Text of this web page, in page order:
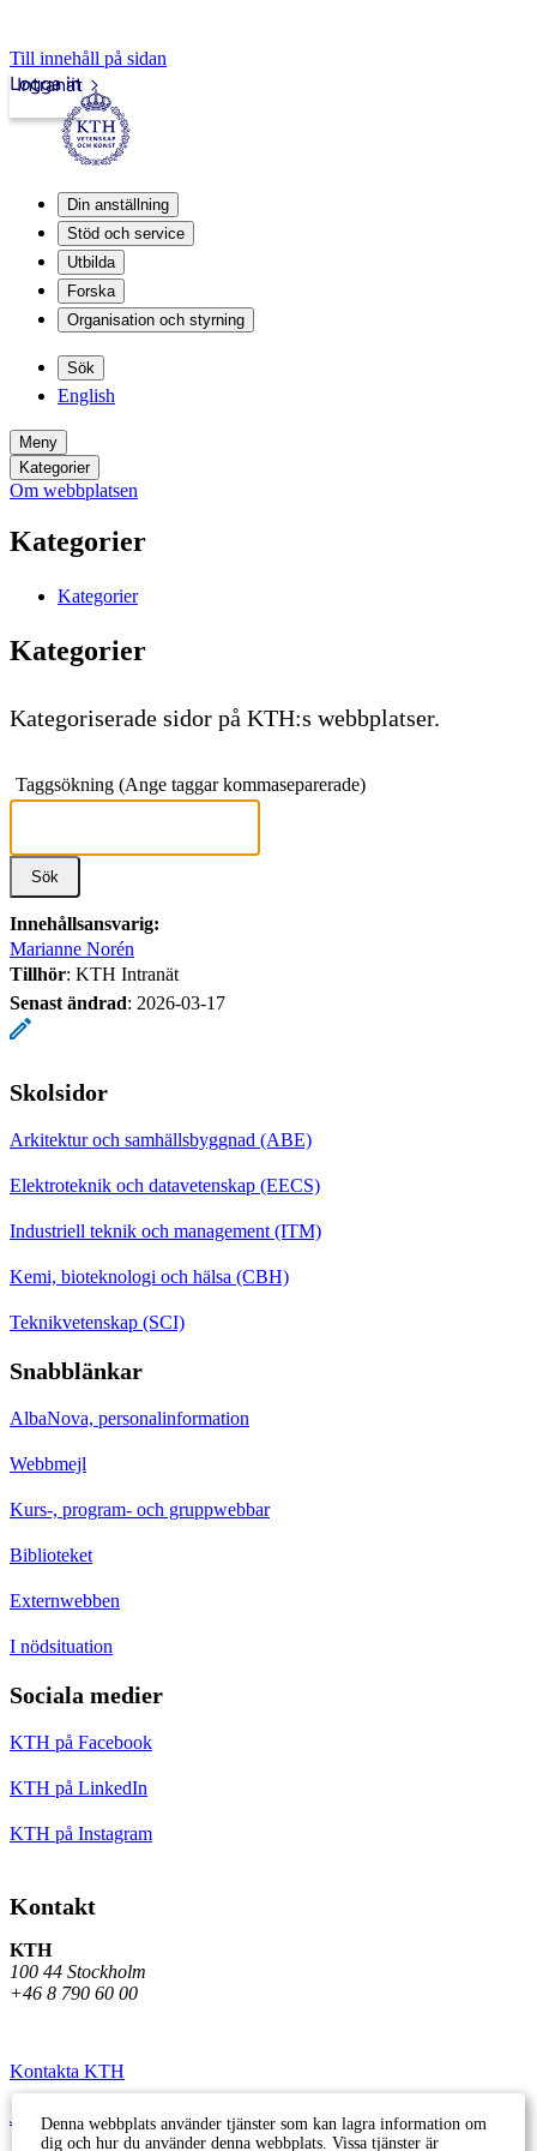
Till innehåll på sidan
Intranät
Logga in
Din anställning
Stöd och service
Utbilda
Forska
Organisation och styrning
Sök
English
Meny
Kategorier
Om webbplatsen
Kategorier
Kategorier
Kategorier
Kategoriserade sidor på KTH:s webbplatser.
Taggsökning (Ange taggar kommaseparerade)
Innehållsansvarig:
Marianne Norén
Tillhör: KTH Intranät
Senast ändrad: 2026-03-17
Skolsidor
Arkitektur och samhällsbyggnad (ABE)
Elektroteknik och datavetenskap (EECS)
Industriell teknik och management (ITM)
Kemi, bioteknologi och hälsa (CBH)
Teknikvetenskap (SCI)
Snabblänkar
AlbaNova, personalinformation
Webbmejl
Kurs-, program- och gruppwebbar
Biblioteket
Externwebben
I nödsituation
Sociala medier
KTH på Facebook
KTH på LinkedIn
KTH på Instagram
Kontakt
KTH
100 44 Stockholm
+46 8 790 60 00
Kontakta KTH
Jobba på KTH
Denna webbplats använder tjänster som kan lagra information om
dig och hur du använder denna webbplats. Vissa tjänster är